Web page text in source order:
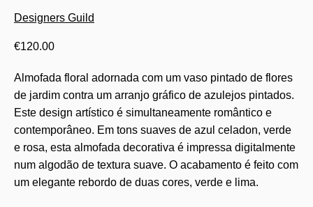
Designers Guild
€120.00
Almofada floral adornada com um vaso pintado de flores
de jardim contra um arranjo gráfico de azulejos pintados.
Este design artístico é simultaneamente romântico e
contemporâneo. Em tons suaves de azul celadon, verde
e rosa, esta almofada decorativa é impressa digitalmente
num algodão de textura suave. O acabamento é feito com
um elegante rebordo de duas cores, verde e lima.